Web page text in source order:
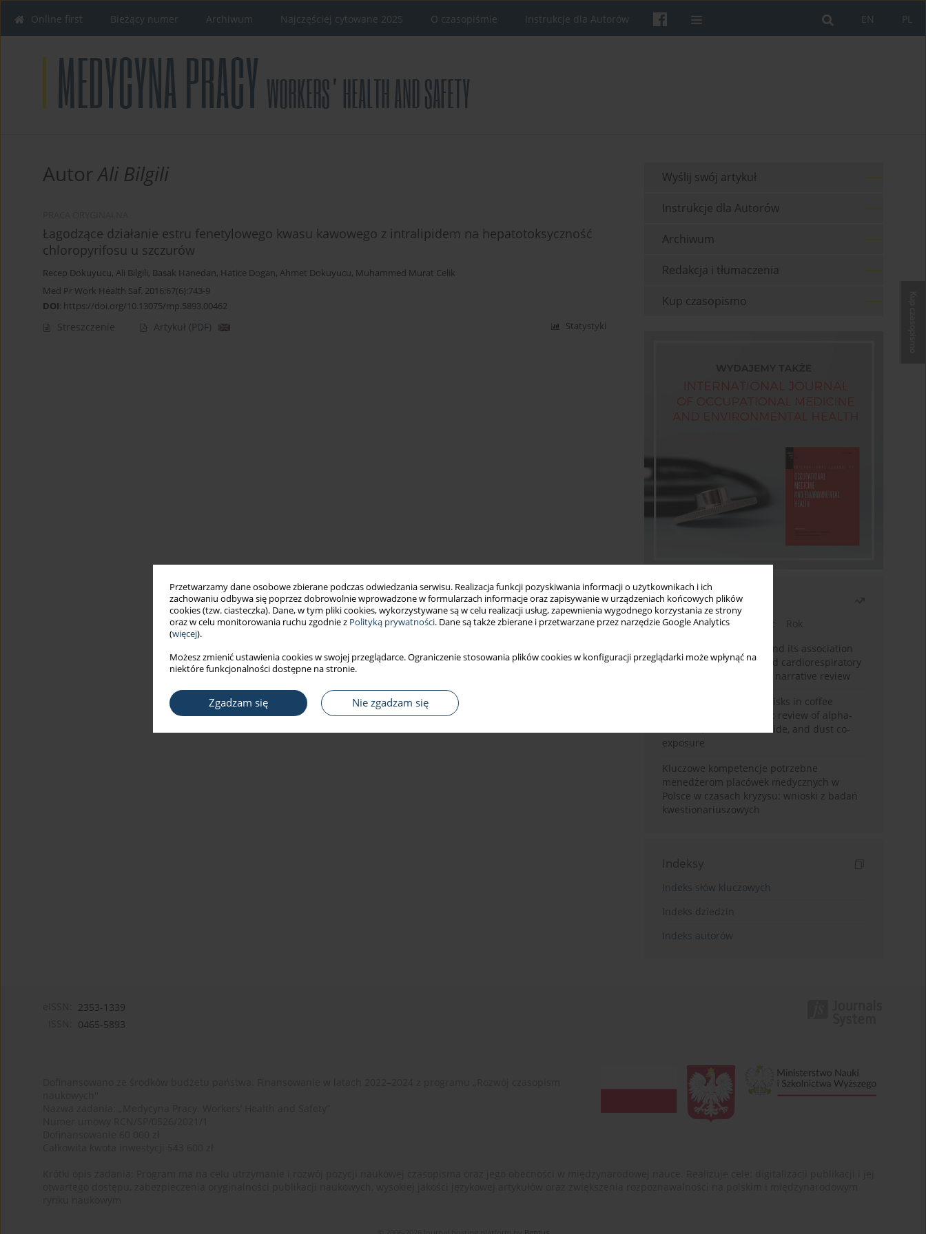
Przetwarzamy dane osobowe zbierane podczas odwiedzania serwisu. Realizacja funkcji pozyskiwania informacji o użytkownikach i ich
zachowaniu odbywa się poprzez dobrowolnie wprowadzone w formularzach informacje oraz zapisywanie w urządzeniach końcowych plików
cookies (tzw. ciasteczka). Dane, w tym pliki cookies, wykorzystywane są w celu realizacji usług, zapewnienia wygodnego korzystania ze strony
oraz w celu monitorowania ruchu zgodnie z Polityką prywatności. Dane są także zbierane i przetwarzane przez narzędzie Google Analytics
(więcej).
Możesz zmienić ustawienia cookies w swojej przeglądarce. Ograniczenie stosowania plików cookies w konfiguracji przeglądarki może wpłynąć na
niektóre funkcjonalności dostępne na stronie.
Zgadzam się Nie zgadzam się
PL
EN
Online first Bieżący numer Archiwum Najczęściej cytowane 2025 O czasopiśmie Instrukcje dla Autorów
AutorAli Bilgili
Łagodzące działanie estru fenetylowego kwasu kawowego z intralipidem na hepatotoksyczność
chloropyrifosu u szczurów
Recep Dokuyucu, Ali Bilgili, Basak Hanedan, Hatice Dogan, Ahmet Dokuyucu, Muhammed Murat Celik
Med Pr Work Health Saf. 2016;67(6):743-9
DOI: https://doi.org/10.13075/mp.5893.00462
Streszczenie Artykuł (PDF) Statystyki
Wyślij swój artykuł
Instrukcje dla Autorów
Archiwum
Redakcja i tłumaczenia
Kup czasopismo
Najczęściej czytane
Bieżący numer Miesiąc
Rok
Occupational burnout and its association
with physical activity and cardiorespiratory
fitness among nurses: a narrative review
Synergistic respiratory risks in coffee
processing: a systematic review of alpha-
diketone, carbon monoxide, and dust co-
exposure
Kluczowe kompetencje potrzebne
menedżerom placówek medycznych w
Polsce w czasach kryzysu: wnioski z badań
kwestionariuszowych
Indeksy
Indeks słów kluczowych
Indeks dziedzin
Indeks autorów
2353-1339
0465-5893